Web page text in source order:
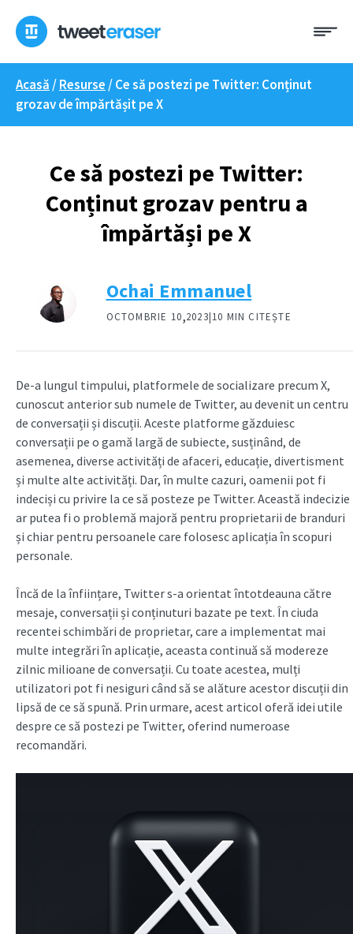
conținut
Acasă /Resurse /Ce să postezi pe Twitter: Conținut
grozav de împărtășit pe X
Ce să postezi pe Twitter:
Conținut grozav pentru a
împărtăși pe X
Ochai Emmanuel
OCTOMBRIE 10,2023|10 MIN CITEȘTE
De-a lungul timpului, platformele de socializare precum X,
cunoscut anterior sub numele de Twitter, au devenit un centru
de conversații și discuții. Aceste platforme găzduiesc
conversații pe o gamă largă de subiecte, susținând, de
asemenea, diverse activități de afaceri, educație, divertisment
și multe alte activități. Dar, în multe cazuri, oamenii pot fi
indeciși cu privire la ce să posteze pe Twitter. Această indecizie
ar putea fi o problemă majoră pentru proprietarii de branduri
și chiar pentru persoanele care folosesc aplicația în scopuri
personale.
Încă de la înființare, Twitter s-a orientat întotdeauna către
mesaje, conversații și conținuturi bazate pe text. În ciuda
recentei schimbări de proprietar, care a implementat mai
multe integrări în aplicație, aceasta continuă să modereze
zilnic milioane de conversații. Cu toate acestea, mulți
utilizatori pot fi nesiguri când să se alăture acestor discuții din
lipsă de ce să spună. Prin urmare, acest articol oferă idei utile
despre ce să postezi pe Twitter, oferind numeroase
recomandări.